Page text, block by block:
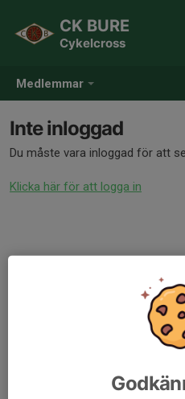
Medlemmar
CK BURE
Cykelcross
Inte inloggad
Du måste vara inloggad för att
Klicka här för att logga in